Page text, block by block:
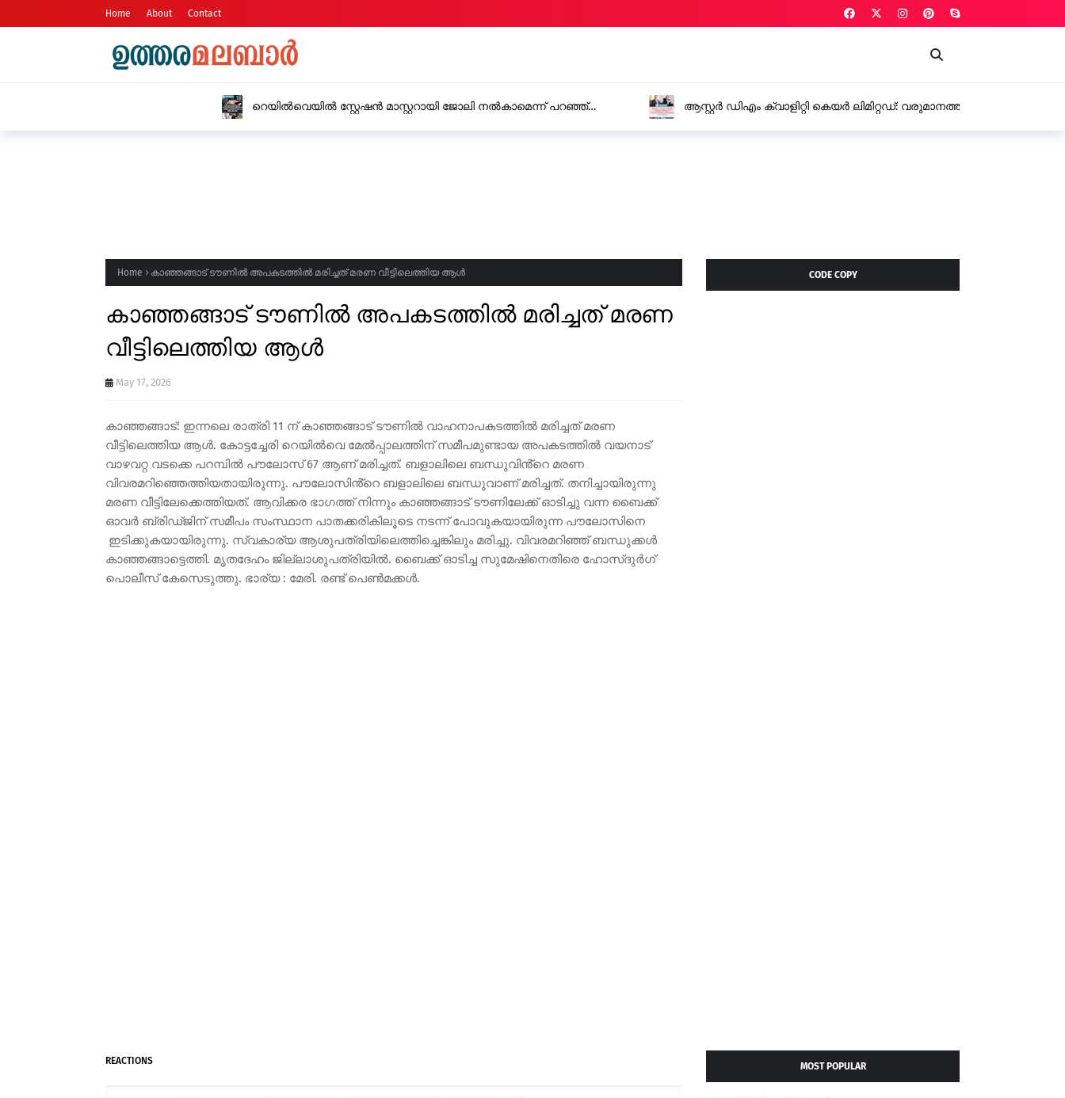
Home About Contact
റെയിൽവെയിൽ സ്റ്റേഷൻ മാസ്റ്ററായി ജോലി നൽകാമെന്ന് പറഞ്ഞ്
യുവതിയിൽ നിന്നും 15 ലക്ഷം രൂപ തട്ടി
ആസ്റ്റർ ഡിഎം ക്വാളിറ്റി കെയർ ലിമിറ്റഡ്: വരുമാനത്തിലും ലാഭത്തിലും വൻ
Home കാഞ്ഞങ്ങാട് ടൗണിൽ അപകടത്തിൽ മരിച്ചത് മരണ വീട്ടിലെത്തിയ ആൾ
കാഞ്ഞങ്ങാട് ടൗണിൽ അപകടത്തിൽ മരിച്ചത് മരണ
വീട്ടിലെത്തിയ ആൾ
May 17, 2026
കാഞ്ഞങ്ങാട്: ഇന്നലെ രാത്രി 11 ന് കാഞ്ഞങ്ങാട് ടൗണിൽ വാഹനാപകടത്തിൽ മരിച്ചത് മരണ
വീട്ടിലെത്തിയ ആൾ. കോട്ടച്ചേരി റെയിൽവെ മേൽപ്പാലത്തിന് സമീപമുണ്ടായ അപകടത്തിൽ വയനാട്
വാഴവറ്റ വടക്കെ പറമ്പിൽ പൗലോസ് 67 ആണ് മരിച്ചത്. ബളാലിലെ ബന്ധുവിൻ്റെ മരണ
വിവരമറിഞ്ഞെത്തിയതായിരുന്നു. പൗലോസിൻ്റെ ബളാലിലെ ബന്ധുവാണ് മരിച്ചത്. തനിച്ചായിരുന്നു
മരണ വീട്ടിലേക്കെത്തിയത്. ആവിക്കര ഭാഗത്ത് നിന്നും കാഞ്ഞങ്ങാട് ടൗണിലേക്ക് ഓടിച്ചു വന്ന ബൈക്ക്
ഓവർ ബ്രിഡ്ജിന് സമീപം സംസ്ഥാന പാതക്കരികിലൂടെ നടന്ന് പോവുകയായിരുന്ന പൗലോസിനെ
ഇടിക്കുകയായിരുന്നു. സ്വകാര്യ ആശുപത്രിയിലെത്തിച്ചെങ്കിലും മരിച്ചു. വിവരമറിഞ്ഞ് ബന്ധുക്കൾ
കാഞ്ഞങ്ങാട്ടെത്തി. മൃതദേഹം ജില്ലാശുപത്രിയിൽ. ബൈക്ക് ഓടിച്ച സുമേഷിനെതിരെ ഹോസ്ദുർഗ്
പൊലീസ് കേസെടുത്തു. ഭാര്യ : മേരി. രണ്ട് പെൺമക്കൾ.
REACTIONS
CODE COPY
MOST POPULAR